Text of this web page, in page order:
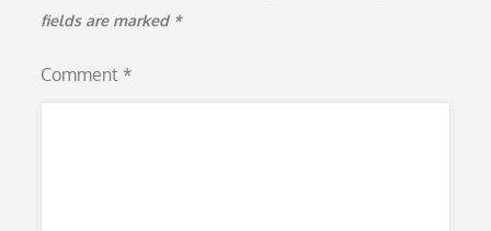
fields are marked *
Comment *